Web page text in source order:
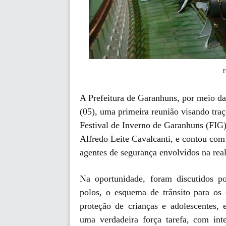
A Prefeitura de Garanhuns, por meio
(05), uma primeira reunião visando
Festival de Inverno de Garanhuns
Alfredo Leite Cavalcanti, e contou com
agentes de segurança envolvidos na
Na oportunidade, foram discutidos
polos, o esquema de trânsito para
proteção de crianças e adolescentes,
uma verdadeira força tarefa, com